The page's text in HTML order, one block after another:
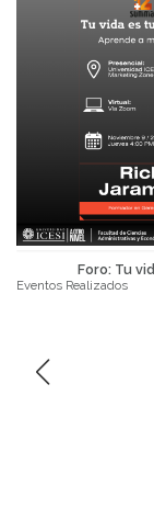
Foro: Tu
Eventos Realizados